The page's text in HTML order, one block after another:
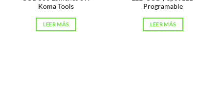
Koma Tools
LEER MÁS
Programable
LEER MÁS